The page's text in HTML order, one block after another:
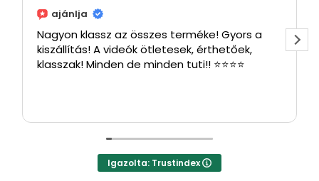
ajánlja
Nagyon klassz az összes terméke! Gyors a
kiszállítás! A videók ötletesek, érthetőek,
klasszak! Minden de minden tuti!! ⭐⭐⭐⭐
Igazolta: Trustindex